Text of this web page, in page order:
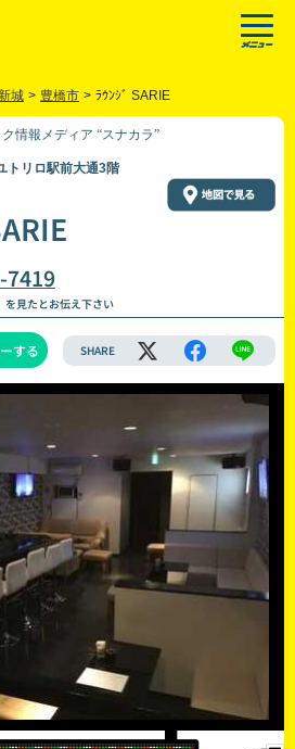
城 > 豊橋市 > ﾗｳﾝｼﾞ SARIE
情報メディア “スナカラ”
トリロ駅前大通3階
7419
を見たとお伝え下さい
する SHARE